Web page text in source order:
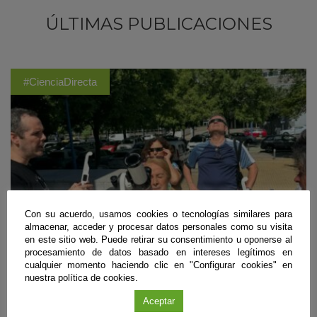
ÚLTIMAS PUBLICACIONES
#CienciaDirecta
Con su acuerdo, usamos cookies o tecnologías similares para
almacenar, acceder y procesar datos personales como su visita
en este sitio web. Puede retirar su consentimiento u oponerse al
procesamiento de datos basado en intereses legítimos en
cualquier momento haciendo clic en "Configurar cookies" en
nuestra política de cookies.
Aceptar